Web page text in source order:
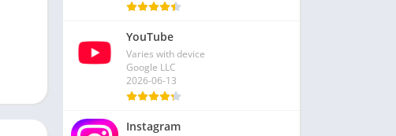
YouTube
Varies with device
Google LLC
2026-06-13
Instagram